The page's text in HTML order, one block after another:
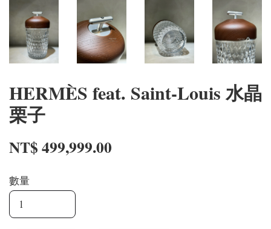
HERMÈS feat. Saint-Louis 水晶
栗子
NT$ 499,999.00
數量